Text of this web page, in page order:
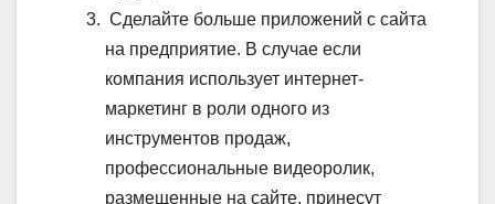
Сделайте больше приложений с сайта
на предприятие. В случае если
компания использует интернет-
маркетинг в роли одного из
инструментов продаж,
профессиональные видеоролик,
размещенные на сайте, принесут